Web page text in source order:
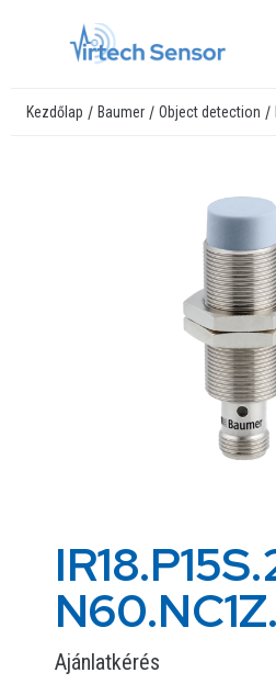
Kezdőlap / Baumer/ Object detection /
Ajánlatkérés